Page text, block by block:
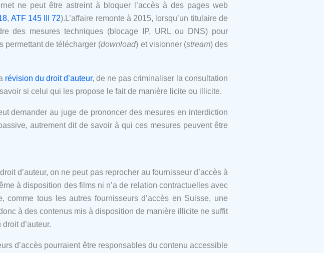
ne peut être astreint à bloquer l’accès à des pages web
, ATF 145 III 72).L’affaire remonte à 2015, lorsqu’un titulaire de
des mesures techniques (blocage IP, URL ou DNS) pour
permettant de télécharger (download) et visionner (stream) des
révision du droit d’auteur, de ne pas criminaliser la consultation
si celui qui les propose le fait de manière licite ou illicite.
demander au juge de prononcer des mesures en interdiction
autrement dit de savoir à qui ces mesures peuvent être
d’auteur, on ne peut pas reprocher au fournisseur d’accès à
à disposition des films ni n’a de relation contractuelles avec
comme tous les autres fournisseurs d’accès en Suisse, une
à des contenus mis à disposition de manière illicite ne suffit
d’auteur.
d’accès pourraient être responsables du contenu accessible